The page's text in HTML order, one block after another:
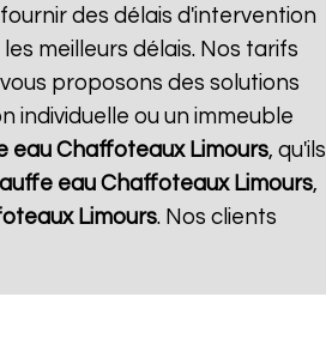
des délais d'intervention
meilleurs délais. Nos tarifs
proposons des solutions
individuelle ou un immeuble
eau Chaffoteaux Limours, qu'ils
eau Chaffoteaux Limours,
Limours. Nos clients